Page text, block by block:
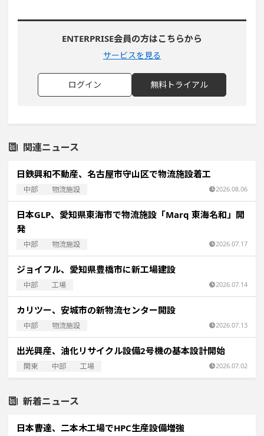
ENTERPRISE会員の方はこちらから
サービスを見る
ログイン 無料トライアル
関連ニュース
日鉄興和不動産、名古屋市守山区で物流施設着工
中部 物流施設 2026.08.06
日本GLP、愛知県東海市で物流施設「Marq 東海名和」開
発
中部 物流施設 2026.07.17
ジョイフル、愛知県豊橋市に新工場建設
中部 工場 2026.07.14
カリツー、安城市の新物流センター開設
中部 物流施設 2026.07.13
出光興産、油化リサイクル設備2号機の基本設計開始
関東 中部 工場 2026.07.02
新着ニュース
日本曹達、二本木工場でHPC生産設備増強